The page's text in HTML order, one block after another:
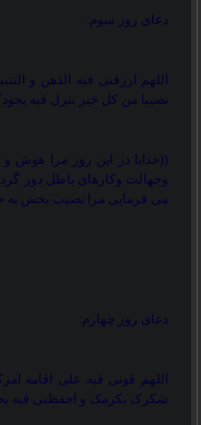
دعای روز سوم:
اللهم ارزقنی فیه الذهن و
نصیبا من کل خیر تنزل فیه
)) خدایا در این روز مرا هوش
وجهالت وکارهای باطل دور
می فرمایی مرا نصیب بخش به
دعای روز چهارم:
اللهم قونی فیه علی اقامه
شکرک بکرمک و احفظنی فیه